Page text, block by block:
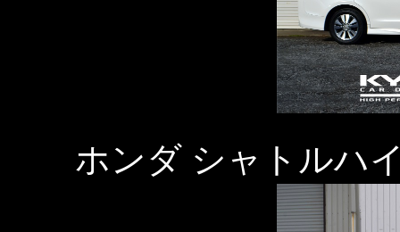
ホンダ シャトルハ